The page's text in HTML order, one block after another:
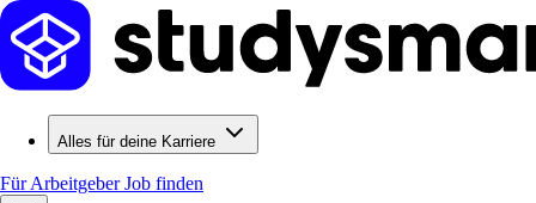
Alles für deine Karriere
Für ArbeitgeberJob finden